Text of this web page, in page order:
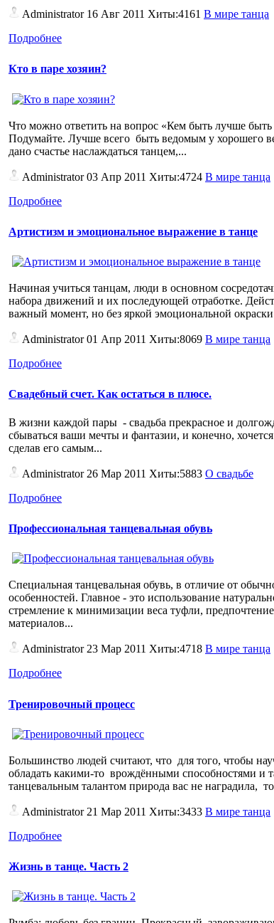
Administrator16 Авг 2011 Хиты:4161 В мире танца
Подробнее
Кто в паре хозяин?
Что можно ответить на вопрос «Кем быть лучше
Подумайте. Лучше всего быть ведомым у хорошего
дано счастье наслаждаться танцем,...
Administrator03 Апр 2011 Хиты:4724 В мире танца
Подробнее
Артистизм и эмоциональное выражение в танце
Начиная учиться танцам, люди в основном
набора движений и их последующей отработке.
важный момент, но без яркой эмоциональной окраски
Administrator01 Апр 2011 Хиты:8069 В мире танца
Подробнее
Свадебный счет. Как остаться в плюсе.
В жизни каждой пары - свадьба прекрасное и
сбываться ваши мечты и фантазии, и конечно,
сделав его самым...
Administrator26 Мар 2011 Хиты:5883 О свадьбе
Подробнее
Профессиональная танцевальная обувь
Специальная танцевальная обувь, в отличие от
особенностей. Главное - это использование
стремление к минимизации веса туфли,
материалов...
Administrator23 Мар 2011 Хиты:4718 В мире танца
Подробнее
Тренировочный процесс
Большинство людей считают, что для того, чтобы
обладать какими-то врождёнными способностями и
танцевальным талантом природа вас не наградила,
Administrator21 Мар 2011 Хиты:3433 В мире танца
Подробнее
Жизнь в танце. Часть 2